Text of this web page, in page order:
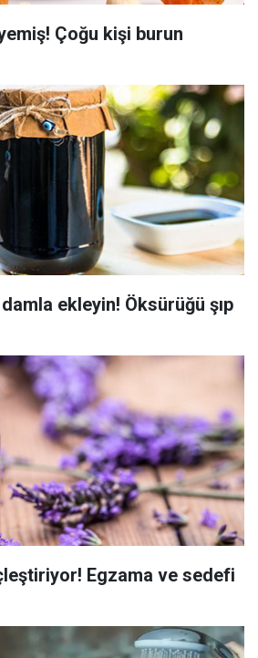
Çoğu kişi burun
ekleyin! Öksürüğü şıp
Egzama ve sedefi